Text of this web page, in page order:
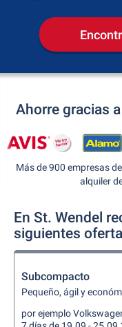
Ahorre gracias
Más de 900 empresas
alquiler
En St. Wendel
siguientes
Subcompacto
Pequeño, ágil y
por ejemplo